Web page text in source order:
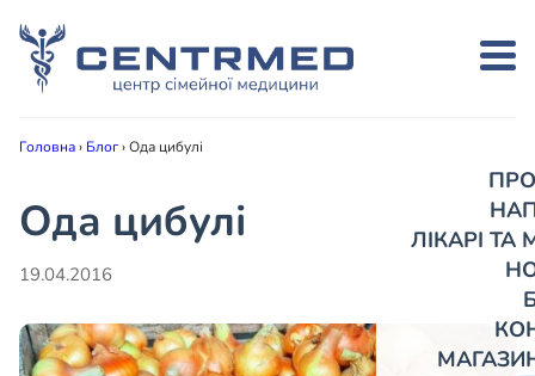
ЛІКАРІ
Головна› Блог›Ода цибулі
Ода цибулі
19.04.2016